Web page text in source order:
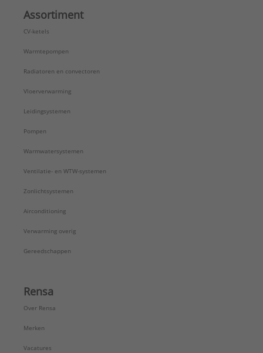
Assortiment
CV-ketels
Warmtepompen
Radiatoren en convectoren
Vloerverwarming
Leidingsystemen
Pompen
Warmwatersystemen
Ventilatie- en WTW-systemen
Zonlichtsystemen
Airconditioning
Verwarming overig
Gereedschappen
Rensa
Over Rensa
Merken
Vacatures